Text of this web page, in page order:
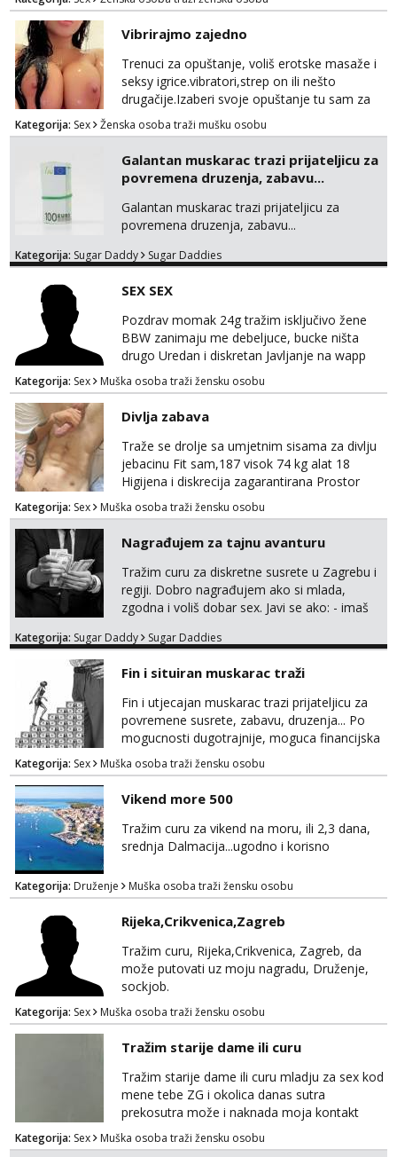
Vibrirajmo zajedno
Trenuci za opuštanje, voliš erotske masaže i
seksy igrice.vibratori,strep on ili nešto
drugačije.Izaberi svoje opuštanje tu sam za
tebe.sve info na mob 095/762-8147
Kategorija: Sex Ženska osoba traži mušku osobu
Galantan muskarac trazi prijateljicu za
povremena druzenja, zabavu...
Galantan muskarac trazi prijateljicu za
povremena druzenja, zabavu...
Kategorija: Sugar Daddy Sugar Daddies
SEX SEX
Pozdrav momak 24g tražim isključivo žene
BBW zanimaju me debeljuce, bucke ništa
drugo Uredan i diskretan Javljanje na wapp
095 546 9915
Kategorija: Sex Muška osoba traži žensku osobu
Divlja zabava
Traže se drolje sa umjetnim sisama za divlju
jebacinu Fit sam,187 visok 74 kg alat 18
Higijena i diskrecija zagarantirana Prostor
imam na području između Zadra i Šibenika
Kontakt watsap 0955406511 bez poziva
Kategorija: Sex Muška osoba traži žensku osobu
Nagrađujem za tajnu avanturu
Tražim curu za diskretne susrete u Zagrebu i
regiji. Dobro nagrađujem ako si mlada,
zgodna i voliš dobar sex. Javi se ako: - imaš
kosu - se dobro ljubiš - si fleksibilna s
dostupna radnim danom (vikendi i noći su za
obitelj) - vodiš brigu o zdravlju i koristiš
zaštitu Ne javljajte se: - debele - frajeri i
paro...
Kategorija: Sugar Daddy Sugar Daddies
Fin i situiran muskarac traži
Fin i utjecajan muskarac trazi prijateljicu za
povremene susrete, zabavu, druzenja... Po
mogucnosti dugotrajnije, moguca financijska
potpora!
Kategorija: Sex Muška osoba traži žensku osobu
Vikend more 500
Tražim curu za vikend na moru, ili 2,3 dana,
srednja Dalmacija...ugodno i korisno
Kategorija: Druženje Muška osoba traži žensku osobu
Rijeka,Crikvenica,Zagreb
Tražim curu, Rijeka,Crikvenica, Zagreb, da
može putovati uz moju nagradu, Druženje,
sockjob.
Kategorija: Sex Muška osoba traži žensku osobu
Tražim starije dame ili curu
Tražim starije dame ili curu mladju za sex kod
mene tebe ZG i okolica danas sutra
prekosutra može i naknada moja kontakt
WhatsApp SMS poziv prednosti imaju starije
091 2504 794
Kategorija: Sex Muška osoba traži žensku osobu